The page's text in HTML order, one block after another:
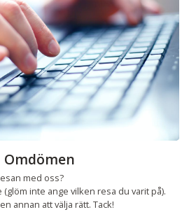
Omdömen
med oss?
(glöm inte ange vilken resa du varit på).
annan att välja rätt. Tack!